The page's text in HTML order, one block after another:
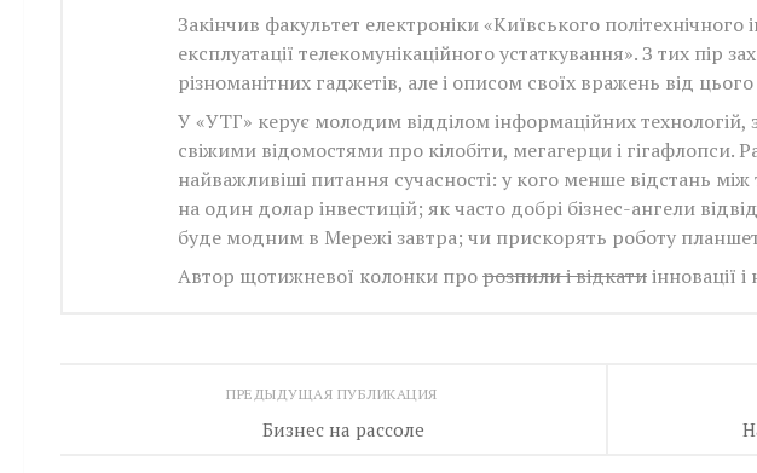
Закінчив факультет електроніки «Київського
експлуатації телекомунікаційного устаткування». З тих пір
різноманітних гаджетів, але і описом своїх вражень від
У «УТГ» керує молодим відділом інформаційних технологій,
свіжими відомостями про кілобіти, мегагерци і гігафлопси.
найважливіші питання сучасності: у кого менше відстань
на один долар інвестицій; як часто добрі бізнес-ангели
буде модним в Мережі завтра; чи прискорять роботу
Автор щотижневої колонки пророзпили і відкатиінновації
ПРЕДЫДУЩАЯ ПУБЛИКАЦИЯ
Бизнес на рассоле